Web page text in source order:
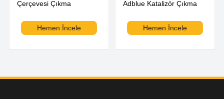
Çerçevesi Çıkma
Hemen İncele
Adblue Katalizör Çıkma
Hemen İncele